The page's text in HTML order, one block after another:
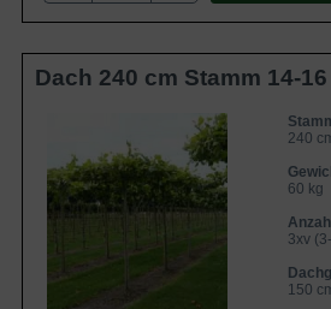
Dach 240 cm Stamm 14-
240
60 kg
3xv
150